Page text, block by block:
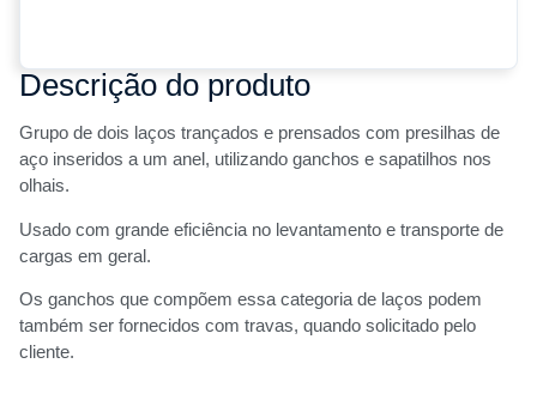
Descrição do produto
Grupo de dois laços trançados e prensados com presilhas de
aço inseridos a um anel, utilizando ganchos e sapatilhos nos
olhais.
Usado com grande eficiência no levantamento e transporte de
cargas em geral.
Os ganchos que compõem essa categoria de laços podem
também ser fornecidos com travas, quando solicitado pelo
cliente.